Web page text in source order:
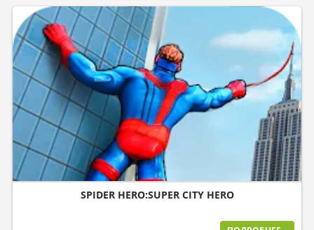
SPIDER HERO:SUPER CITY HERO